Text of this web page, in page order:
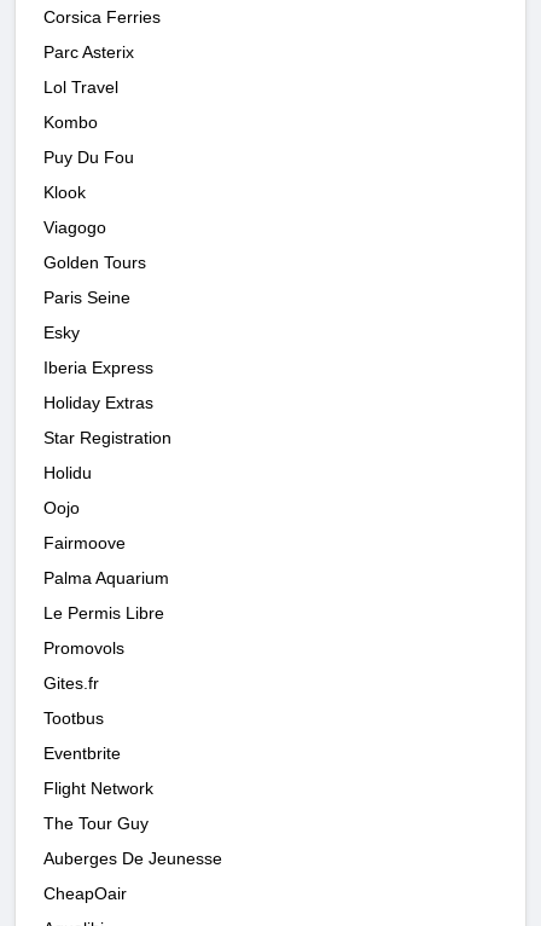
Corsica Ferries
Parc Asterix
Lol Travel
Kombo
Puy Du Fou
Klook
Viagogo
Golden Tours
Paris Seine
Esky
Iberia Express
Holiday Extras
Star Registration
Holidu
Oojo
Fairmoove
Palma Aquarium
Le Permis Libre
Promovols
Gites.fr
Tootbus
Eventbrite
Flight Network
The Tour Guy
Auberges De Jeunesse
CheapOair